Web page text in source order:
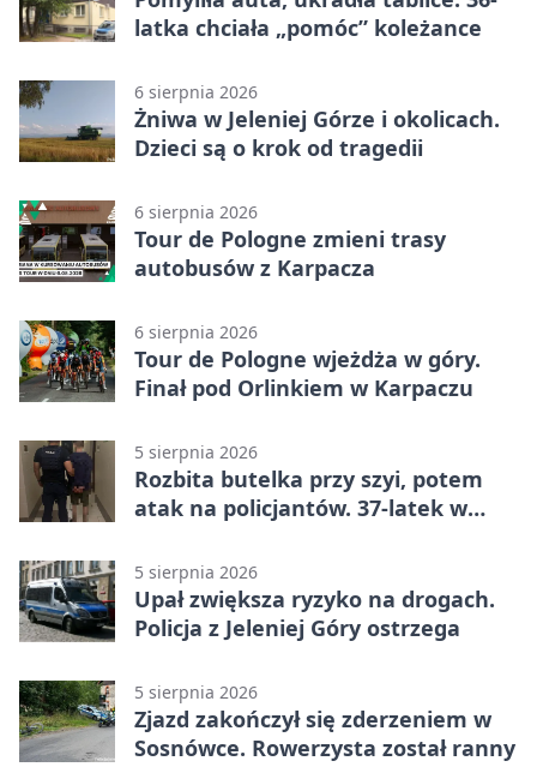
latka chciała „pomóc” koleżance
6 sierpnia 2026
Żniwa w Jeleniej Górze i okolicach.
Dzieci są o krok od tragedii
6 sierpnia 2026
Tour de Pologne zmieni trasy
autobusów z Karpacza
6 sierpnia 2026
Tour de Pologne wjeżdża w góry.
Finał pod Orlinkiem w Karpaczu
5 sierpnia 2026
Rozbita butelka przy szyi, potem
atak na policjantów. 37-latek w
5 sierpnia 2026
Upał zwiększa ryzyko na drogach.
Policja z Jeleniej Góry ostrzega
5 sierpnia 2026
Zjazd zakończył się zderzeniem w
Sosnówce. Rowerzysta został ranny